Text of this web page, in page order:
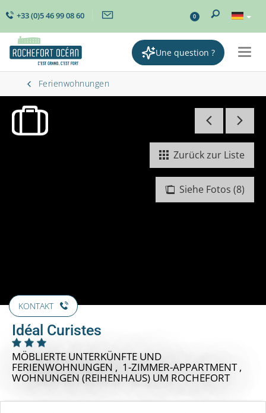
+33 (0)5 46 99 08 60 0
Une question ?
Ferienwohnungen
Siehe Fotos (8)
Zurück zur Liste
KONTAKT
Idéal Curistes
MÖBLIERTE UNTERKÜNFTE UND
FERIENWOHNUNGEN , 1-ZIMMER-APPARTMENT ,
WOHNUNGEN (REIHENHAUS) UM ROCHEFORT